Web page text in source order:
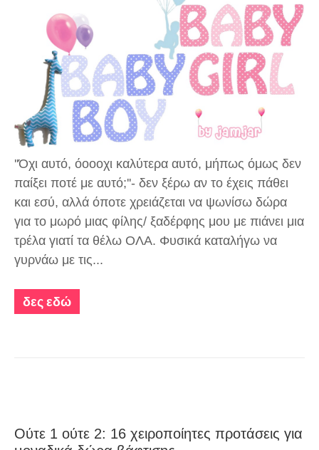
''Όχι αυτό, όοοοχι καλύτερα αυτό, μήπως όμως δεν
παίξει ποτέ με αυτό;''- δεν ξέρω αν το έχεις πάθει
και εσύ, αλλά όποτε χρειάζεται να ψωνίσω δώρα
για το μωρό μιας φίλης/ ξαδέρφης μου με πιάνει μια
τρέλα γιατί τα θέλω ΟΛΑ. Φυσικά καταλήγω να
γυρνάω με τις...
δες εδώ
Ούτε 1 ούτε 2: 16 χειροποίητες προτάσεις για